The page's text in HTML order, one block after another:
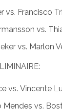
vs. Francisco
vs.
vs. Marlon
vs. Vincente
Mendes vs.